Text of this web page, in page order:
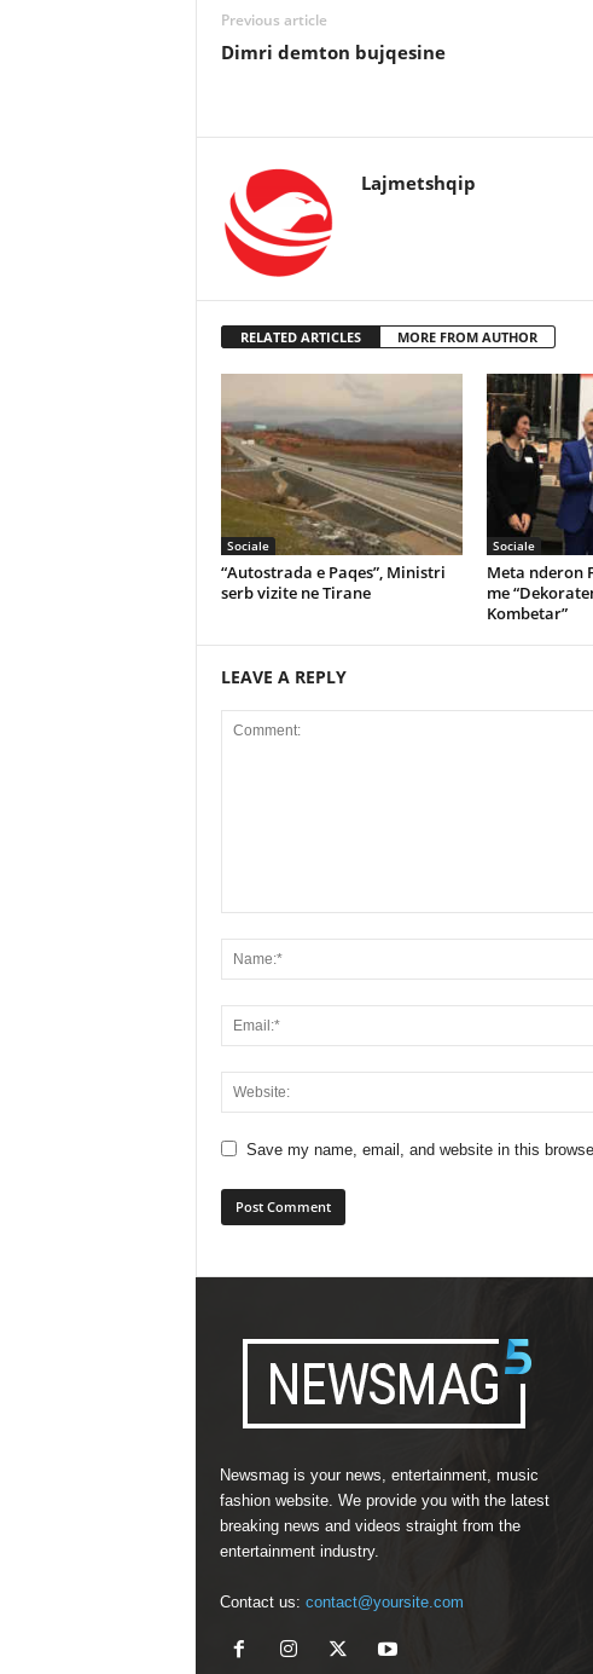
Previous article
Dimri demton bujqesine
Lajmetshqip
RELATED ARTICLES MORE FROM AUTHOR
Sociale
“Autostrada e Paqes”, Ministri
serb vizite ne Tirane
Sociale
Meta nderon
me
Kombetar”
LEAVE A REPLY
Save my name, email, and website in this
Newsmag is your news, entertainment, music
fashion website. We provide you with the latest
breaking news and videos straight from the
entertainment industry.
Contact us: contact@yoursite.com